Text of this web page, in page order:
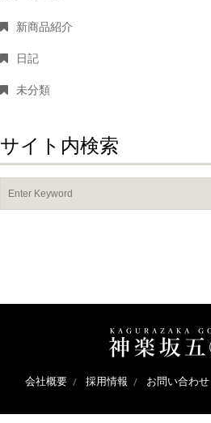
新商品紹介
日記
未分類
サイト内検索
会社概要 採用情報 お問い合わせ